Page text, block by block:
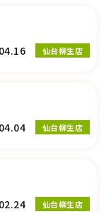
仙台柳生店
仙台柳生店
仙台柳生店